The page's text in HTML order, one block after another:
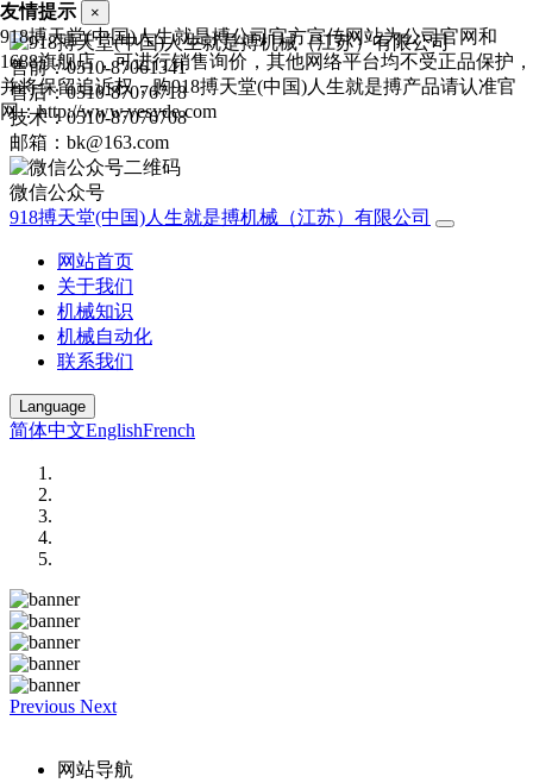
售前：0510-87061341
售后：0510-87076718
技术：0510-87076708
邮箱：bk@163.com
微信公众号
918搏天堂(中国)人生就是搏机械（江苏）有限公司
网站首页
关于我们
机械知识
机械自动化
联系我们
Language
简体中文EnglishFrench
Previous Next
网站导航
友情提示 ×
918搏天堂(中国)人生就是搏公司官方宣传网站为公司官网和
1688旗舰店，可进行销售询价，其他网络平台均不受正品保护，
并将保留追诉权，购918搏天堂(中国)人生就是搏产品请认准官
网：http://www.vesyde.com